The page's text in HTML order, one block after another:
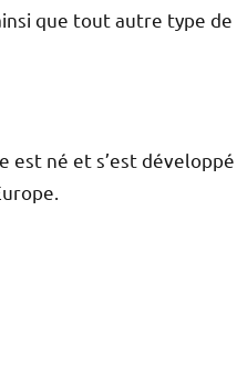
que tout autre type de
est né et s’est développé